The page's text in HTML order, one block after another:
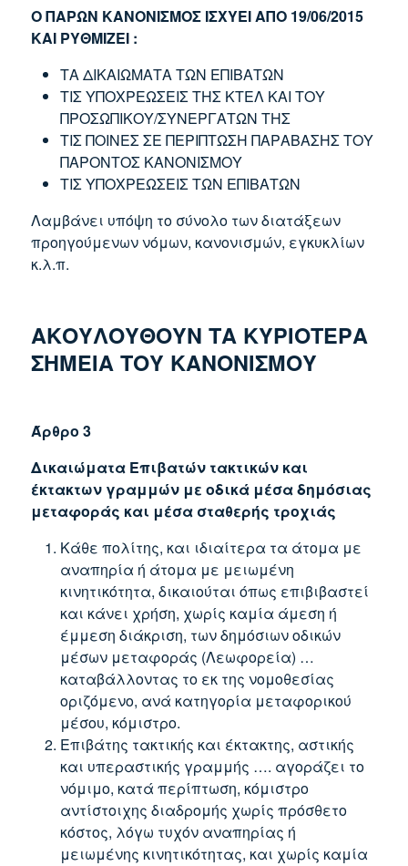
Ο ΠΑΡΩΝ ΚΑΝΟΝΙΣΜΟΣ ΙΣΧΥΕΙ ΑΠΟ 19/06/2015
ΚΑΙ ΡΥΘΜΙΖΕΙ :
ΤΑ ΔΙΚΑΙΩΜΑΤΑ ΤΩΝ ΕΠΙΒΑΤΩΝ
ΤΙΣ ΥΠΟΧΡΕΩΣΕΙΣ ΤΗΣ ΚΤΕΛ ΚΑΙ ΤΟΥ
ΠΡΟΣΩΠΙΚΟΥ/ΣΥΝΕΡΓΑΤΩΝ ΤΗΣ
ΤΙΣ ΠΟΙΝΕΣ ΣΕ ΠΕΡΙΠΤΩΣΗ ΠΑΡΑΒΑΣΗΣ ΤΟΥ
ΠΑΡΟΝΤΟΣ ΚΑΝΟΝΙΣΜΟΥ
ΤΙΣ ΥΠΟΧΡΕΩΣΕΙΣ ΤΩΝ ΕΠΙΒΑΤΩΝ
Λαμβάνει υπόψη το σύνολο των διατάξεων
προηγούμενων νόμων, κανονισμών, εγκυκλίων
κ.λ.π.
ΑΚΟΥΛΟΥΘΟΥΝ ΤΑ ΚΥΡΙΟΤΕΡΑ
ΣΗΜΕΙΑ ΤΟΥ ΚΑΝΟΝΙΣΜΟΥ
Άρθρο 3
Δικαιώματα Επιβατών τακτικών και
έκτακτων γραμμών με οδικά μέσα δημόσιας
μεταφοράς και μέσα σταθερής τροχιάς
Κάθε πολίτης, και ιδιαίτερα τα άτομα με
αναπηρία ή άτομα με μειωμένη
κινητικότητα, δικαιούται όπως επιβιβαστεί
και κάνει χρήση, χωρίς καμία άμεση ή
έμμεση διάκριση, των δημόσιων οδικών
μέσων μεταφοράς (Λεωφορεία) …
καταβάλλοντας το εκ της νομοθεσίας
οριζόμενο, ανά κατηγορία μεταφορικού
μέσου, κόμιστρο.
Επιβάτης τακτικής και έκτακτης, αστικής
και υπεραστικής γραμμής …. αγοράζει το
νόμιμο, κατά περίπτωση, κόμιστρο
αντίστοιχης διαδρομής χωρίς πρόσθετο
κόστος, λόγω τυχόν αναπηρίας ή
μειωμένης κινητικότητας, και χωρίς καμία